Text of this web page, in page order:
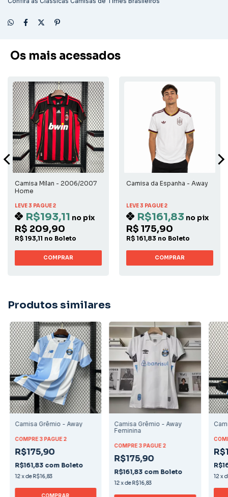
Os mais acessados
Camisa Milan - 2006/2007
Home
LEVE 3 PAGUE 2
R$193,11 no pix
R$ 209,90
R$ 193,11 no Boleto
COMPRAR
Camisa da Espanha - Away
LEVE 3 PAGUE 2
R$161,83 no pix
R$ 175,90
R$ 161,83 no Boleto
COMPRAR
Produtos similares
Camisa Grêmio - Away
COMPRE 3 PAGUE 2
R$175,90
R$161,83 com Boleto
12xde R$16,83
COMPRAR
Camisa Grêmio - Away
Feminina
COMPRE 3 PAGUE 2
R$175,90
R$161,83 com Boleto
12xde R$16,83
12 x